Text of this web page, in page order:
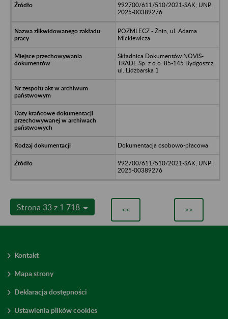
992700/611/510/2021-SAK; UNP:
2025-00389276
POZMLECZ - Żnin, ul. Adama
Mickiewicza
Składnica Dokumentów NOVIS-
TRADE Sp. z o.o. 85-145 Bydgoszcz,
ul. Lidzbarska 1
Dokumentacja osobowo-płacowa
992700/611/510/2021-SAK; UNP:
2025-00389276
Strona 33 z 1 718 << >>
Kontakt
Mapa strony
Deklaracja dostępności
Ustawienia plików cookies